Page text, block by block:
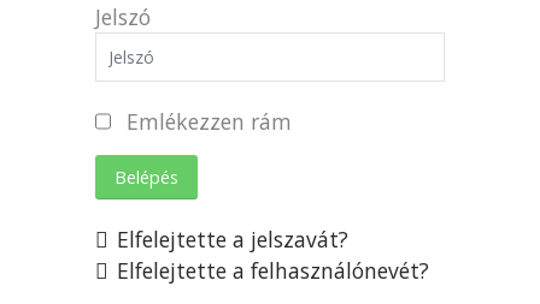
Jelszó
Emlékezzen rám
Belépés
Elfelejtette a jelszavát?
Elfelejtette a felhasználónevét?